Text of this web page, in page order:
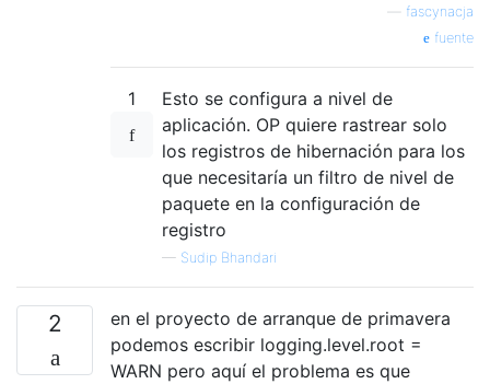
fascynacja
fuente
1
Esto se configura a nivel de
aplicación. OP quiere rastrear solo
los registros de hibernación para los
que necesitaría un filtro de nivel de
paquete en la configuración de
registro
— Sudip Bhandari
2
en el proyecto de arranque de primavera
podemos escribir logging.level.root =
WARN pero aquí el problema es que